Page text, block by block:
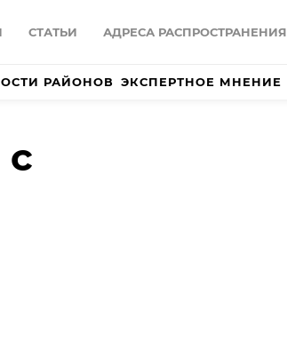
СТАТЬИ АДРЕСА РАСПРОСТРАНЕНИЯ
РАЙОНОВ ЭКСПЕРТНОЕ МНЕНИЕ